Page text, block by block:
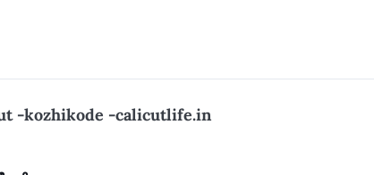
-kozhikode -calicutlife.in